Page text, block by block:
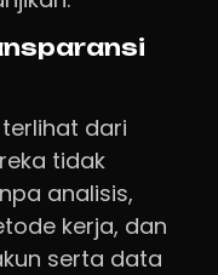
dari
tidak
analisis,
kerja, dan
serta data